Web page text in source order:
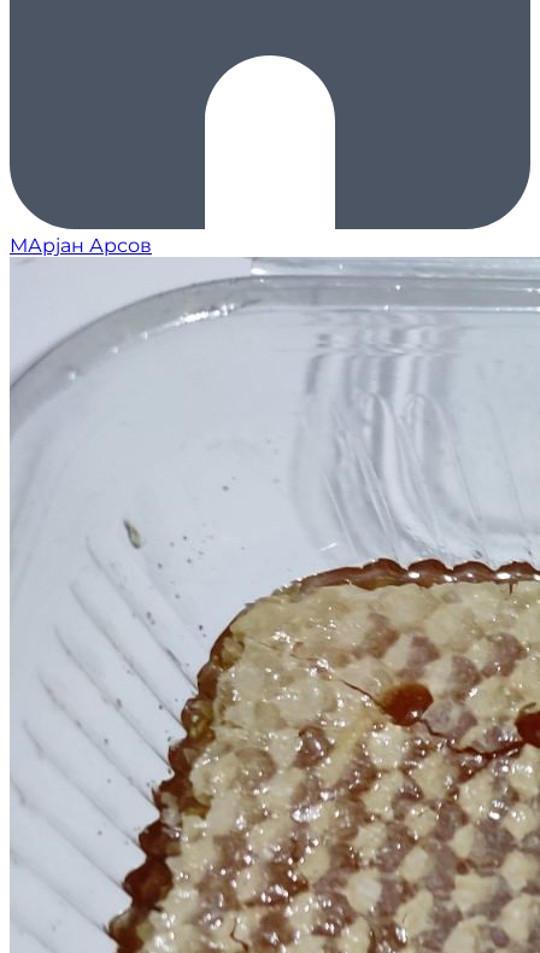
МАрјан Арсов